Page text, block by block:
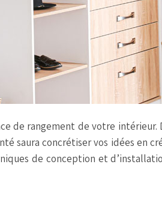
de rangement de votre
saura concrétiser vos idées en
de conception et